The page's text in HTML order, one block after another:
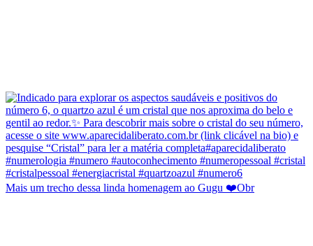
Mais um trecho dessa linda homenagem ao Gugu ❤️Obr